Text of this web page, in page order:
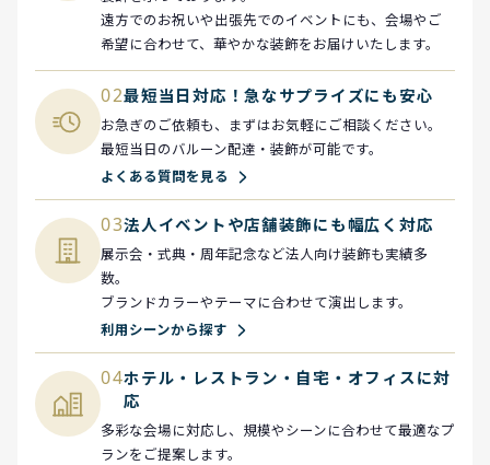
遠方でのお祝いや出張先でのイベントにも、会場やご
希望に合わせて、華やかな装飾をお届けいたします。
02最短当日対応！急なサプライズにも安心
お急ぎのご依頼も、まずはお気軽にご相談ください。
最短当日のバルーン配達・装飾が可能です。
よくある質問を見る
03法人イベントや店舗装飾にも幅広く対応
展示会・式典・周年記念など法人向け装飾も実績多
数。
ブランドカラーやテーマに合わせて演出します。
利用シーンから探す
04ホテル・レストラン・自宅・オフィスに対
応
多彩な会場に対応し、規模やシーンに合わせて最適なプ
ランをご提案します。